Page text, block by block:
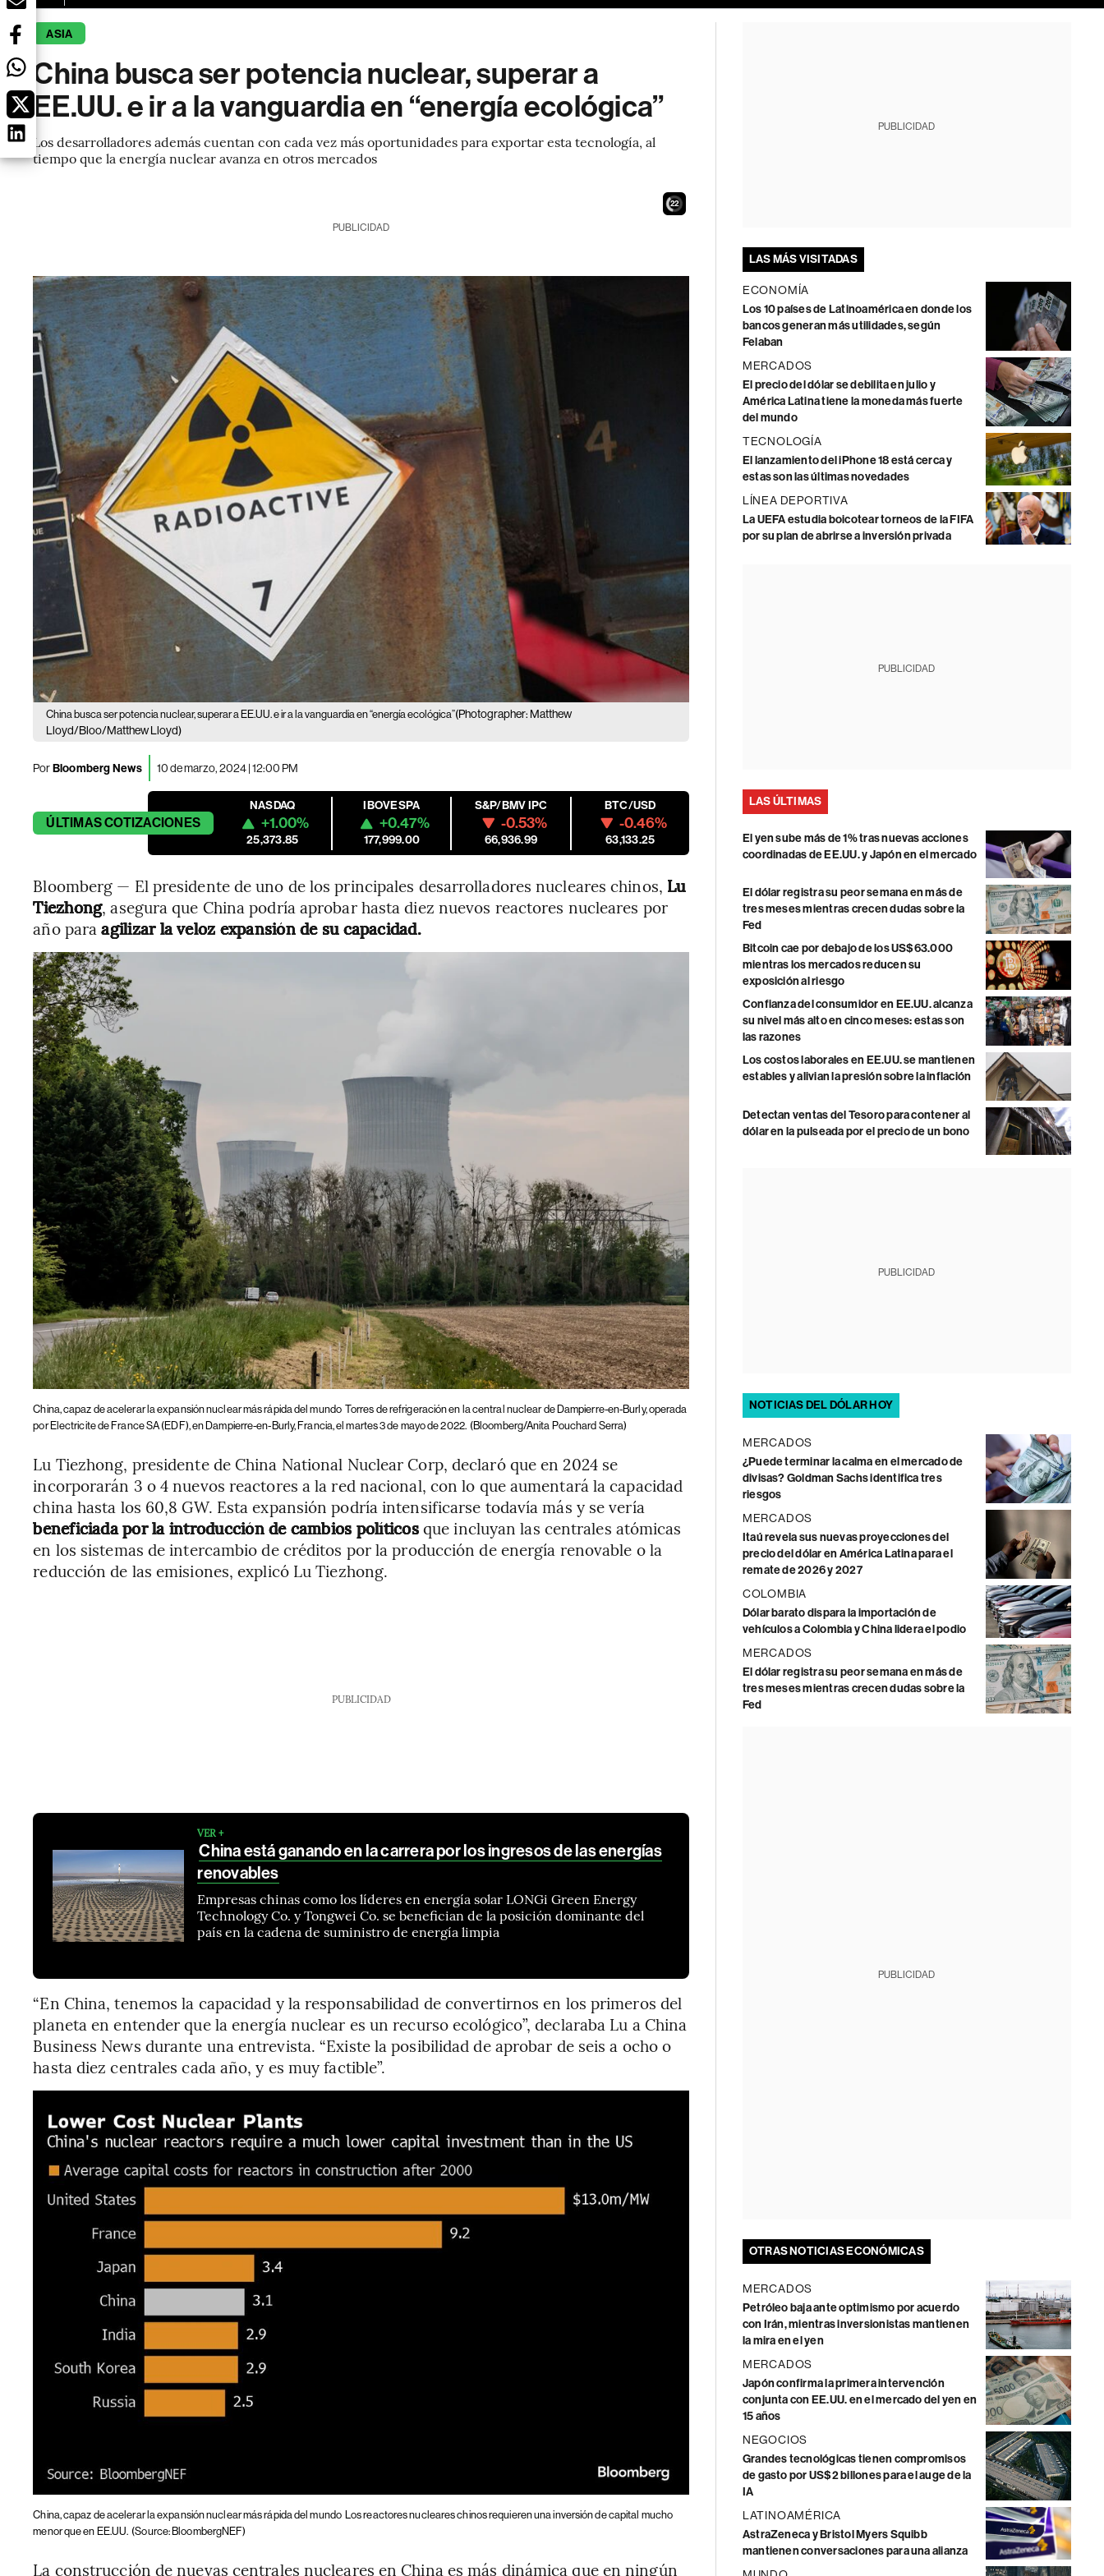
ASIA
China busca ser potencia nuclear, superar a
EE.UU. e ir a la vanguardia en “energía ecológica”
Los desarrolladores además cuentan con cada vez más oportunidades para exportar esta tecnología, al
tiempo que la energía nuclear avanza en otros mercados
21
PUBLICIDAD
China busca ser potencia nuclear, superar a EE.UU. e ir a la vanguardia en “energía ecológica”(Photographer: Matthew
Lloyd/Bloo/Matthew Lloyd)
PorBloomberg News 10 de marzo, 2024 | 12:00 PM
ÚLTIMASCOTIZACIONES
NASDAQ
+1.00%
25,373.85
IBOVESPA
+0.47%
177,999.00
S&P/BMV IPC
-0.53%
66,936.99
BTC/USD
-0.46%
63,133.25
Bloomberg — El presidente de uno de los principales desarrolladores nucleares chinos, Lu
Tiezhong, asegura que China podría aprobar hasta diez nuevos reactores nucleares por
año para agilizar la veloz expansión de su capacidad.
China, capaz de acelerar la expansión nuclear más rápida del mundo Torres de refrigeración en la central nuclear de Dampierre-en-Burly, operada
por Electricite de France SA (EDF), en Dampierre-en-Burly, Francia, el martes 3 de mayo de 2022. (Bloomberg/Anita Pouchard Serra)
Lu Tiezhong, presidente de China National Nuclear Corp, declaró que en 2024 se
incorporarán 3 o 4 nuevos reactores a la red nacional, con lo que aumentará la capacidad
china hasta los 60,8 GW. Esta expansión podría intensificarse todavía más y se vería
beneficiada por la introducción de cambios políticosque incluyan las centrales atómicas
en los sistemas de intercambio de créditos por la producción de energía renovable o la
reducción de las emisiones, explicó Lu Tiezhong.
PUBLICIDAD
VER +
China está ganando en la carrera por los ingresos de las energías
renovables
Empresas chinas como los líderes en energía solar LONGi Green Energy
Technology Co. y Tongwei Co. se benefician de la posición dominante del
país en la cadena de suministro de energía limpia
“En China, tenemos la capacidad y la responsabilidad de convertirnos en los primeros del
planeta en entender que la energía nuclear es un recurso ecológico”, declaraba Lu a China
Business News durante una entrevista. “Existe la posibilidad de aprobar de seis a ocho o
hasta diez centrales cada año, y es muy factible”.
China, capaz de acelerar la expansión nuclear más rápida del mundo Los reactores nucleares chinos requieren una inversión de capital mucho
menor que en EE.UU. (Source: BloombergNEF)
La construcción de nuevas centrales nucleares en China es más dinámica que en ningún
PUBLICIDAD
LAS MÁS VISITADAS
ECONOMÍA
Los 10 países de Latinoamérica en donde los
bancos generan más utilidades, según
Felaban
MERCADOS
El precio del dólar se debilita en julio y
América Latina tiene la moneda más fuerte
del mundo
TECNOLOGÍA
El lanzamiento del iPhone 18 está cerca y
estas son las últimas novedades
LÍNEA DEPORTIVA
La UEFA estudia boicotear torneos de la FIFA
por su plan de abrirse a inversión privada
PUBLICIDAD
LAS ÚLTIMAS
El yen sube más de 1% tras nuevas acciones
coordinadas de EE.UU. y Japón en el mercado
El dólar registra su peor semana en más de
tres meses mientras crecen dudas sobre la
Fed
Bitcoin cae por debajo de los US$63.000
mientras los mercados reducen su
exposición al riesgo
Confianza del consumidor en EE.UU. alcanza
su nivel más alto en cinco meses: estas son
las razones
Los costos laborales en EE.UU. se mantienen
estables y alivian la presión sobre la inflación
Detectan ventas del Tesoro para contener al
dólar en la pulseada por el precio de un bono
PUBLICIDAD
NOTICIAS DEL DÓLAR HOY
MERCADOS
¿Puede terminar la calma en el mercado de
divisas? Goldman Sachs identifica tres
riesgos
MERCADOS
Itaú revela sus nuevas proyecciones del
precio del dólar en América Latina para el
remate de 2026 y 2027
COLOMBIA
Dólar barato dispara la importación de
vehículos a Colombia y China lidera el podio
MERCADOS
El dólar registra su peor semana en más de
tres meses mientras crecen dudas sobre la
Fed
PUBLICIDAD
OTRAS NOTICIAS ECONÓMICAS
MERCADOS
Petróleo baja ante optimismo por acuerdo
con Irán, mientras inversionistas mantienen
la mira en el yen
MERCADOS
Japón confirma la primera intervención
conjunta con EE.UU. en el mercado del yen en
15 años
NEGOCIOS
Grandes tecnológicas tienen compromisos
de gasto por US$2 billones para el auge de la
IA
LATINOAMÉRICA
AstraZeneca y Bristol Myers Squibb
mantienen conversaciones para una alianza